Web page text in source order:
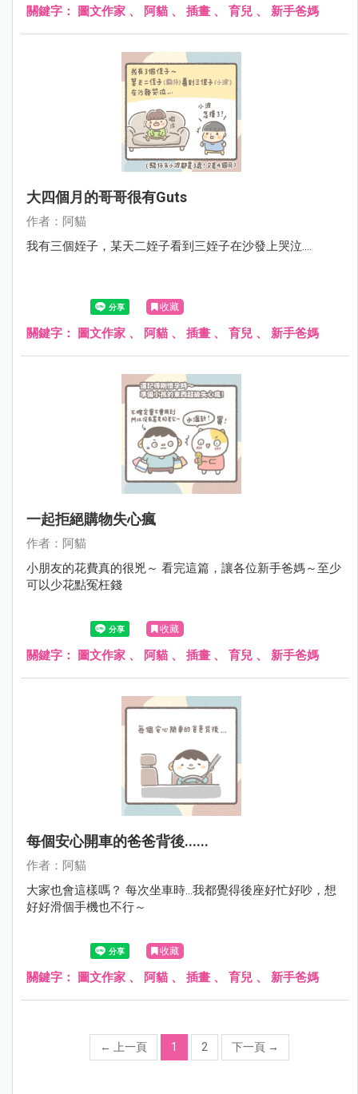
關鍵字： 圖文作家 、 阿貓 、 插畫 、 育兒 、 新手爸媽
大四個月的哥哥很有guts
作者：阿貓
我有三個姪子，某天二姪子看到三姪子在沙發上哭泣....
收藏
關鍵字： 圖文作家 、 阿貓 、 插畫 、 育兒 、 新手爸媽
一起拒絕購物失心瘋
作者：阿貓
小朋友的花費真的很兇～ 看完這篇，讓各位新手爸媽～至少
可以少花點冤枉錢
收藏
關鍵字： 圖文作家 、 阿貓 、 插畫 、 育兒 、 新手爸媽
每個安心開車的爸爸背後......
作者：阿貓
大家也會這樣嗎？ 每次坐車時...我都覺得後座好忙好吵，想
好好滑個手機也不行～
收藏
關鍵字： 圖文作家 、 阿貓 、 插畫 、 育兒 、 新手爸媽
← 上一頁 1 2 下一頁 →